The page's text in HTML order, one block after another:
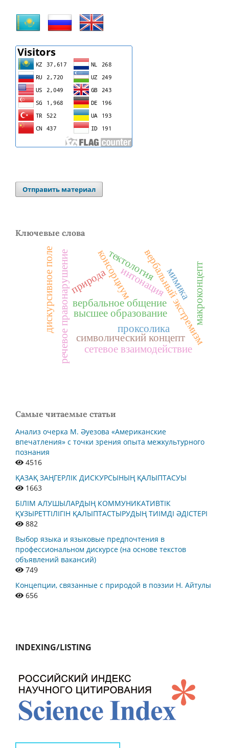
Отправить материал
Ключевые слова
вербальное общениевербальный экстремизм
речевое правонарушение макроконцепт
символический концепт
проксолика
интонациямимика
консорциум
сетевое взаимодействие
высшее образование
тектология
природа
дискурсивное поле
Самые читаемые статьи
Анализ очерка М. Әуезова «Американские
впечатления» с точки зрения опыта межкультурного
познания
4516
ҚАЗАҚ ЗАҢГЕРЛІК ДИСКУРСЫНЫҢ ҚАЛЫПТАСУЫ
1663
БІЛІМ АЛУШЫЛАРДЫҢ КОММУНИКАТИВТІК
ҚҰЗЫРЕТТІЛІГІН ҚАЛЫПТАСТЫРУДЫҢ ТИІМДІ ӘДІСТЕРІ
882
Выбор языка и языковые предпочтения в
профессиональном дискурсе (на основе текстов
объявлений вакансий)
749
Концепции, связанные с природой в поэзии Н. Айтулы
656
INDEXING/LISTING